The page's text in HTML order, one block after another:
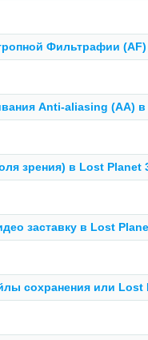
Фильтрафии
Anti-aliasing (AA)
зрения) в Lost Planet
заставку в Lost
сохранения или Lost